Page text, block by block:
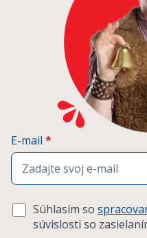
E-mail *
Súhlasím so
súvislosti so